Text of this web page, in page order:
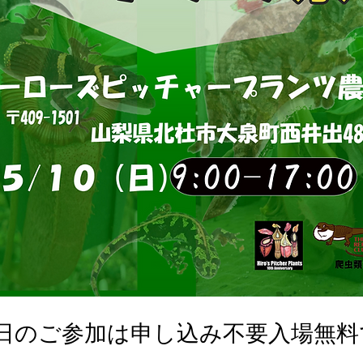
のご参加は申し込み不要入場無